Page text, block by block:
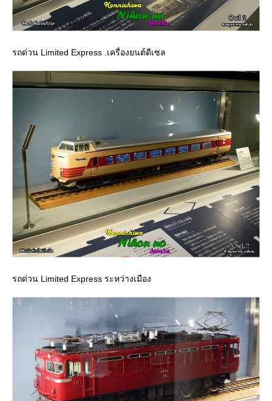
รถด่วน Limited Express .เครื่องยนต์ดีเซล
รถด่วน Limited Express ระหว่างเมือง